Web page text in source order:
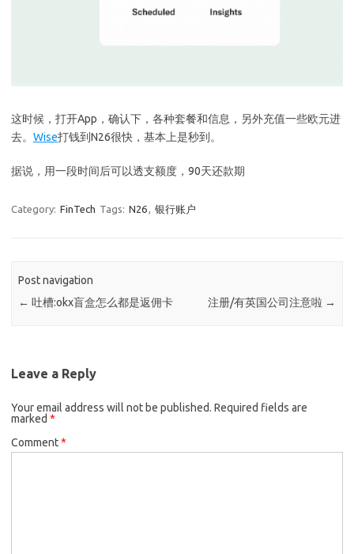
这时候，打开App，确认下，各种套餐和信息，另外充值一些欧元进
去。 Wise打钱到N26很快，基本上是秒到。
据说，用一段时间后可以透支额度，90天还款期
Category: FinTech Tags: N26, 银行账户
Post navigation
← 吐槽:okx盲盒怎么都是返佣卡 注册/有英国公司注意啦 →
Leave a Reply
Your email address will not be published. Required fields are
marked *
Comment*